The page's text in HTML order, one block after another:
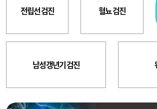
전립선 검진 혈뇨 검진
남성 갱년기 검진